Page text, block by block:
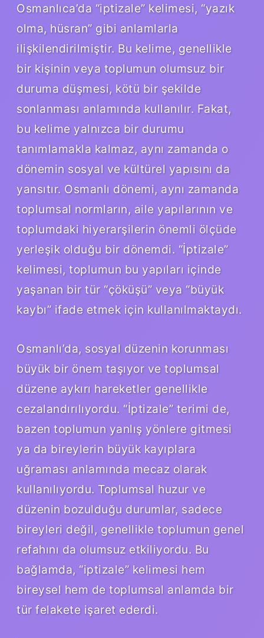
Osmanlıca’da “iptizale” kelimesi, “yazık
olma, hüsran” gibi anlamlarla
ilişkilendirilmiştir. Bu kelime, genellikle
bir kişinin veya toplumun olumsuz bir
duruma düşmesi, kötü bir şekilde
sonlanması anlamında kullanılır. Fakat,
bu kelime yalnızca bir durumu
tanımlamakla kalmaz, aynı zamanda o
dönemin sosyal ve kültürel yapısını da
yansıtır. Osmanlı dönemi, aynı zamanda
toplumsal normların, aile yapılarının ve
toplumdaki hiyerarşilerin önemli ölçüde
yerleşik olduğu bir dönemdi. “İptizale”
kelimesi, toplumun bu yapıları içinde
yaşanan bir tür “çöküşü” veya “büyük
kaybı” ifade etmek için kullanılmaktaydı.
Osmanlı’da, sosyal düzenin korunması
büyük bir önem taşıyor ve toplumsal
düzene aykırı hareketler genellikle
cezalandırılıyordu. “İptizale” terimi de,
bazen toplumun yanlış yönlere gitmesi
ya da bireylerin büyük kayıplara
uğraması anlamında mecaz olarak
kullanılıyordu. Toplumsal huzur ve
düzenin bozulduğu durumlar, sadece
bireyleri değil, genellikle toplumun genel
refahını da olumsuz etkiliyordu. Bu
bağlamda, “iptizale” kelimesi hem
bireysel hem de toplumsal anlamda bir
tür felakete işaret ederdi.